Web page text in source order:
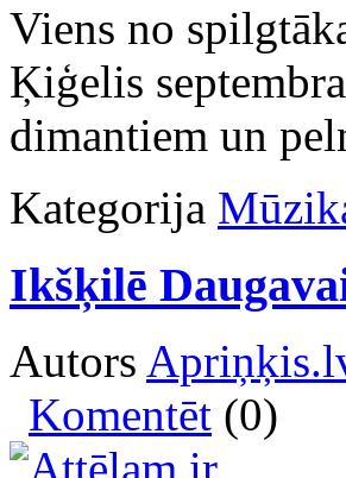
Viens no
Ķiģelis
dimantiem un
Kategorija
Ikšķilē
Autors
Komentēt (0)